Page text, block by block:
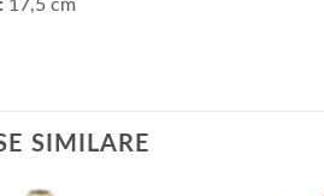
17,5 cm
SIMILARE